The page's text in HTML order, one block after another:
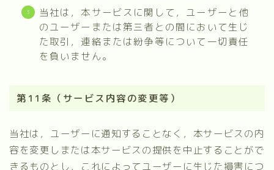
当社は，本サービスに関して，ユーザーと他
のユーザーまたは第三者との間において生じ
た取引，連絡または紛争等について一切責任
を負いません。
第11条（サービス内容の変更等）
当社は，ユーザーに通知することなく，本サービスの内
容を変更しまたは本サービスの提供を中止することがで
きるものとし，これによってユーザーに生じた損害につ